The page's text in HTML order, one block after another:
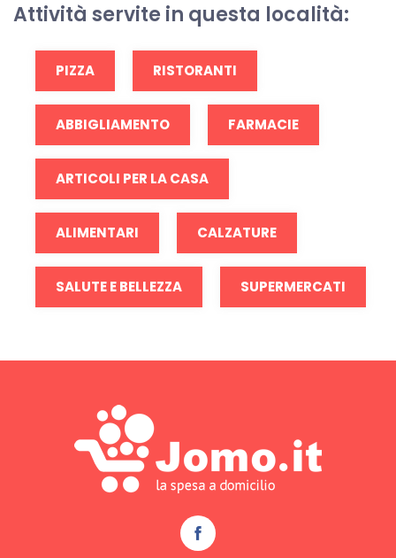
Attività servite in questa località:
PIZZA RISTORANTI
ABBIGLIAMENTO FARMACIE
ARTICOLI PER LA CASA
ALIMENTARI CALZATURE
SALUTE E BELLEZZA SUPERMERCATI